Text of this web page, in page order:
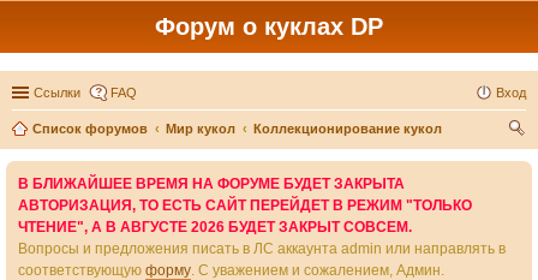
Форум о куклах DP
Ссылки FAQ Вход
Список форумов Мир кукол
Коллекционирование кукол
В БЛИЖАЙШЕЕ ВРЕМЯ НА ФОРУМЕ БУДЕТ ЗАКРЫТА
АВТОРИЗАЦИЯ, ТО ЕСТЬ САЙТ ПЕРЕЙДЕТ В РЕЖИМ "ТОЛЬКО
ЧТЕНИЕ", А В АВГУСТЕ 2026 БУДЕТ ЗАКРЫТ СОВСЕМ.
Вопросы и предложения писать в ЛС аккаунта admin или направлять в
соответствующую форму. С уважением и сожалением, Админ.